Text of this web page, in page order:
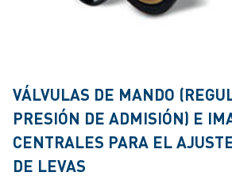
VÁLVULAS DE MANDO
PRESIÓN DE ADMISIÓN) E
CENTRALES PARA EL
DE LEVAS